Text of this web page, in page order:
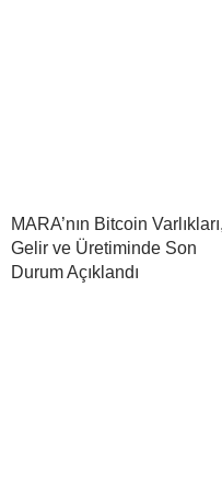
MARA’nın Bitcoin Varlıkları,
Gelir ve Üretiminde Son
Durum Açıklandı